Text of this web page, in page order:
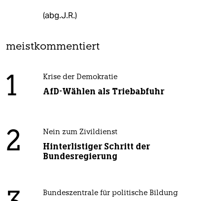
(abg.J.R.)
meistkommentiert
1 Krise der Demokratie
AfD-Wählen als Triebabfuhr
2 Nein zum Zivildienst
Hinterlistiger Schritt der
Bundesregierung
Bundeszentrale für politische Bildung